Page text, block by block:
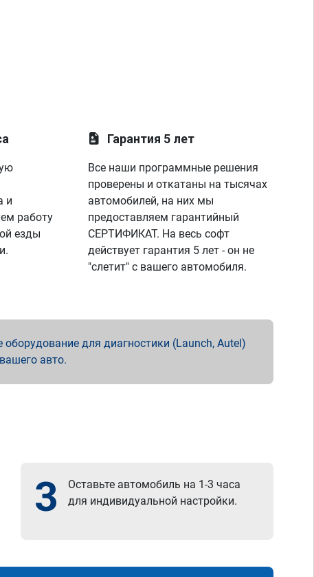
и
работу
езды
Гарантия 5 лет
Все наши программные решения
проверены и откатаны на тысячах
автомобилей, на них мы
предоставляем гарантийный
СЕРТИФИКАТ. На весь софт
действует гарантия 5 лет - он не
"слетит" с вашего автомобиля.
для диагностики (Launch, Autel)
авто.
3
Оставьте автомобиль на 1-3 часа
для индивидуальной настройки.